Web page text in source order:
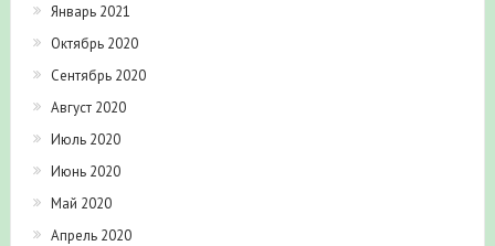
Январь 2021
Октябрь 2020
Сентябрь 2020
Август 2020
Июль 2020
Июнь 2020
Май 2020
Апрель 2020